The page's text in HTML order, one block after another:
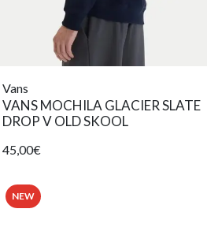
Vans
VANS MOCHILA GLACIER SLATE
DROP V OLD SKOOL
45,00€
NEW